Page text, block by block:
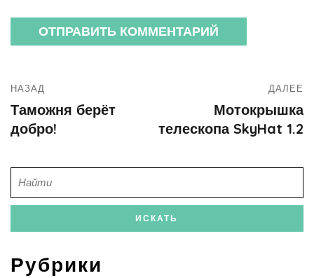
НАЗАД
Таможня берёт
добро!
ДАЛЕЕ
Мотокрышка
телескопа SkyHat 1.2
Рубрики